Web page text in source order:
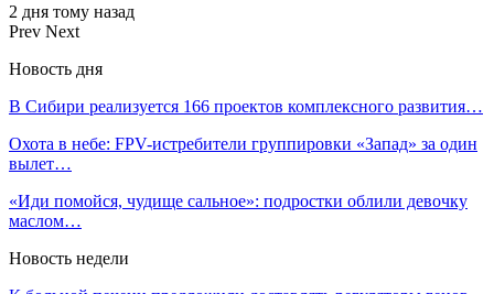
2 дня тому назад
Prev Next
Новость дня
В Сибири реализуется 166 проектов комплексного развития…
Охота в небе: FPV-истребители группировки «Запад» за один
вылет…
«Иди помойся, чудище сальное»: подростки облили девочку
маслом…
Новость недели